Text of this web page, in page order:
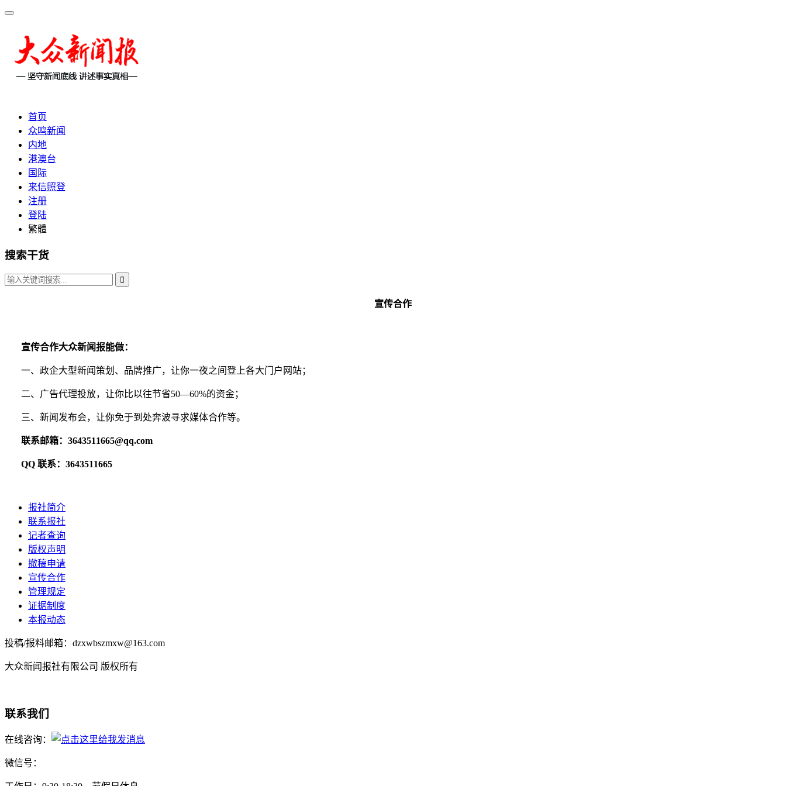
首页
众鸣新闻
内地
港澳台
国际
来信照登
注册
登陆
繁體
搜索干货
宣传合作
宣传合作大众新闻报能做：
一、政企大型新闻策划、品牌推广，让你一夜之间登上各大门户网站；
二、广告代理投放，让你比以往节省50—60%的资金；
三、新闻发布会，让你免于到处奔波寻求媒体合作等。
联系邮箱：3643511665@qq.com
QQ 联系：3643511665
报社简介
联系报社
记者查询
版权声明
撤稿申请
宣传合作
管理规定
证据制度
本报动态
投稿/报料邮箱：dzxwbszmxw@163.com
大众新闻报社有限公司 版权所有
联系我们
在线咨询：
微信号：